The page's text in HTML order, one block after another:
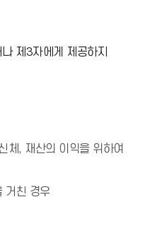
제3자에게 제공하지
체, 재산의 이익을 위하여
거친 경우